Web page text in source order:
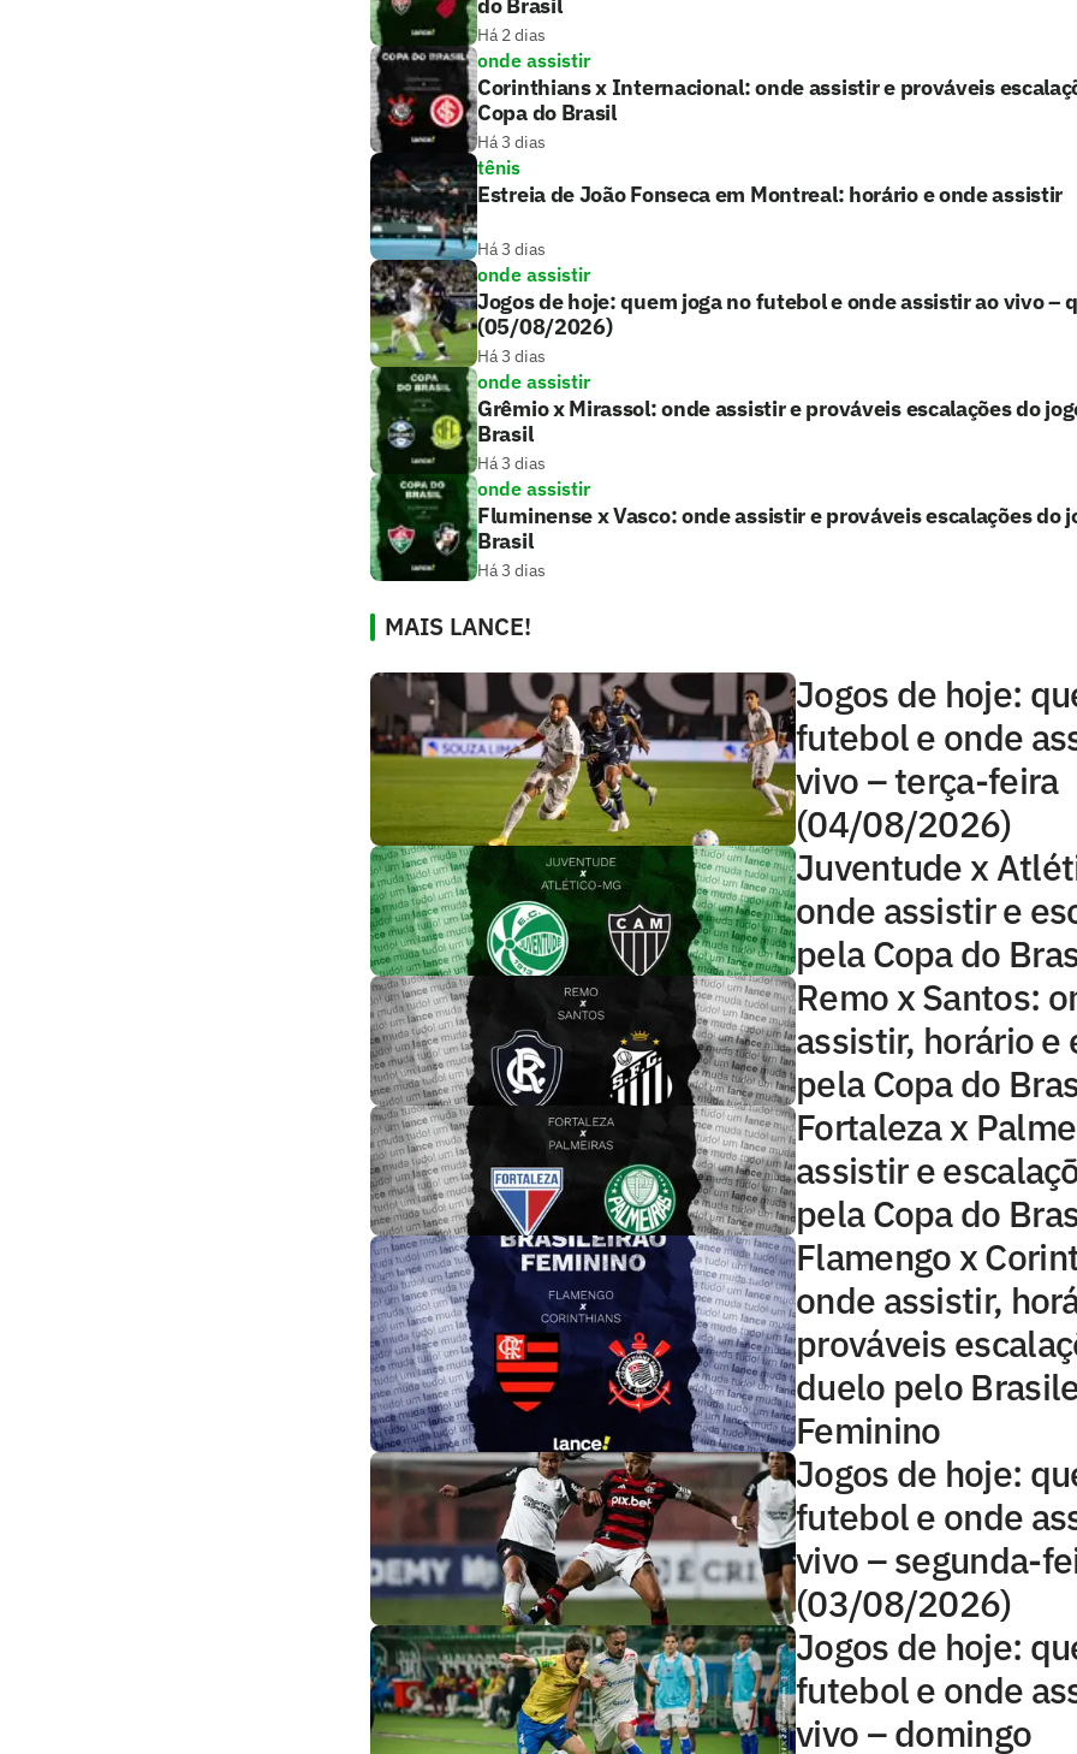
do Brasil
Há 2 dias
onde assistir
Corinthians x Internacional: onde assistir e prováveis
Copa do Brasil
Há 3 dias
tênis
Estreia de João Fonseca em Montreal: horário e onde assistir
Há 3 dias
onde assistir
Jogos de hoje: quem joga no futebol e onde assistir ao vivo –
(05/08/2026)
Há 3 dias
onde assistir
Grêmio x Mirassol: onde assistir e prováveis escalações do
Brasil
Há 3 dias
onde assistir
Fluminense x Vasco: onde assistir e prováveis escalações do
Brasil
Há 3 dias
MAIS LANCE!
Jogos de hoje:
futebol e onde
vivo – terça-feira
(04/08/2026)
Juventude x
onde assistir e
pela Copa do
Remo x Santos:
assistir, horário e
pela Copa do
Fortaleza x
assistir e
pela Copa do
Flamengo x
onde assistir,
prováveis
duelo pelo
Feminino
Jogos de hoje:
futebol e onde
vivo – segunda-
(03/08/2026)
Jogos de hoje:
futebol e onde
vivo – domingo